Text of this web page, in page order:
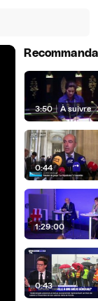
3:50 | À suivre
0:44
1:29:00
0:43